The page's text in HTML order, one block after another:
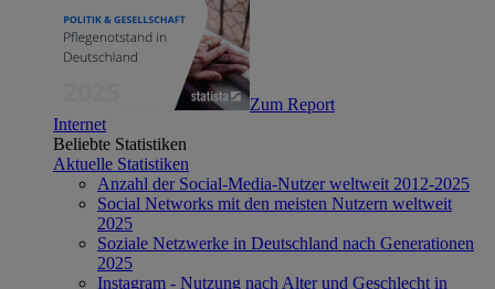
Zum Report
Internet
Beliebte Statistiken
Aktuelle Statistiken
Anzahl der Social-Media-Nutzer weltweit 2012-2025
Social Networks mit den meisten Nutzern weltweit
2025
Soziale Netzwerke in Deutschland nach Generationen
2025
Instagram - Nutzung nach Alter und Geschlecht in